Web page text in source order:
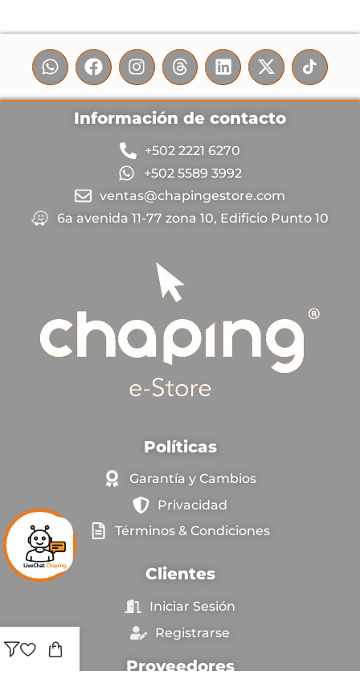
Información de contacto
+502 2221 6270
+502 5589 3992
ventas@chapingestore.com
6a avenida 11-77 zona 10, Edificio Punto 10
Políticas
Garantía y Cambios
Privacidad
Términos & Condiciones
Clientes
Iniciar Sesión
Registrarse
Proveedores